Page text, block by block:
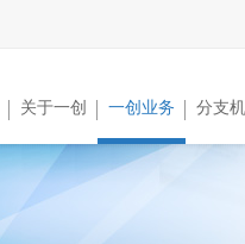
关于一创 一创业务 分支